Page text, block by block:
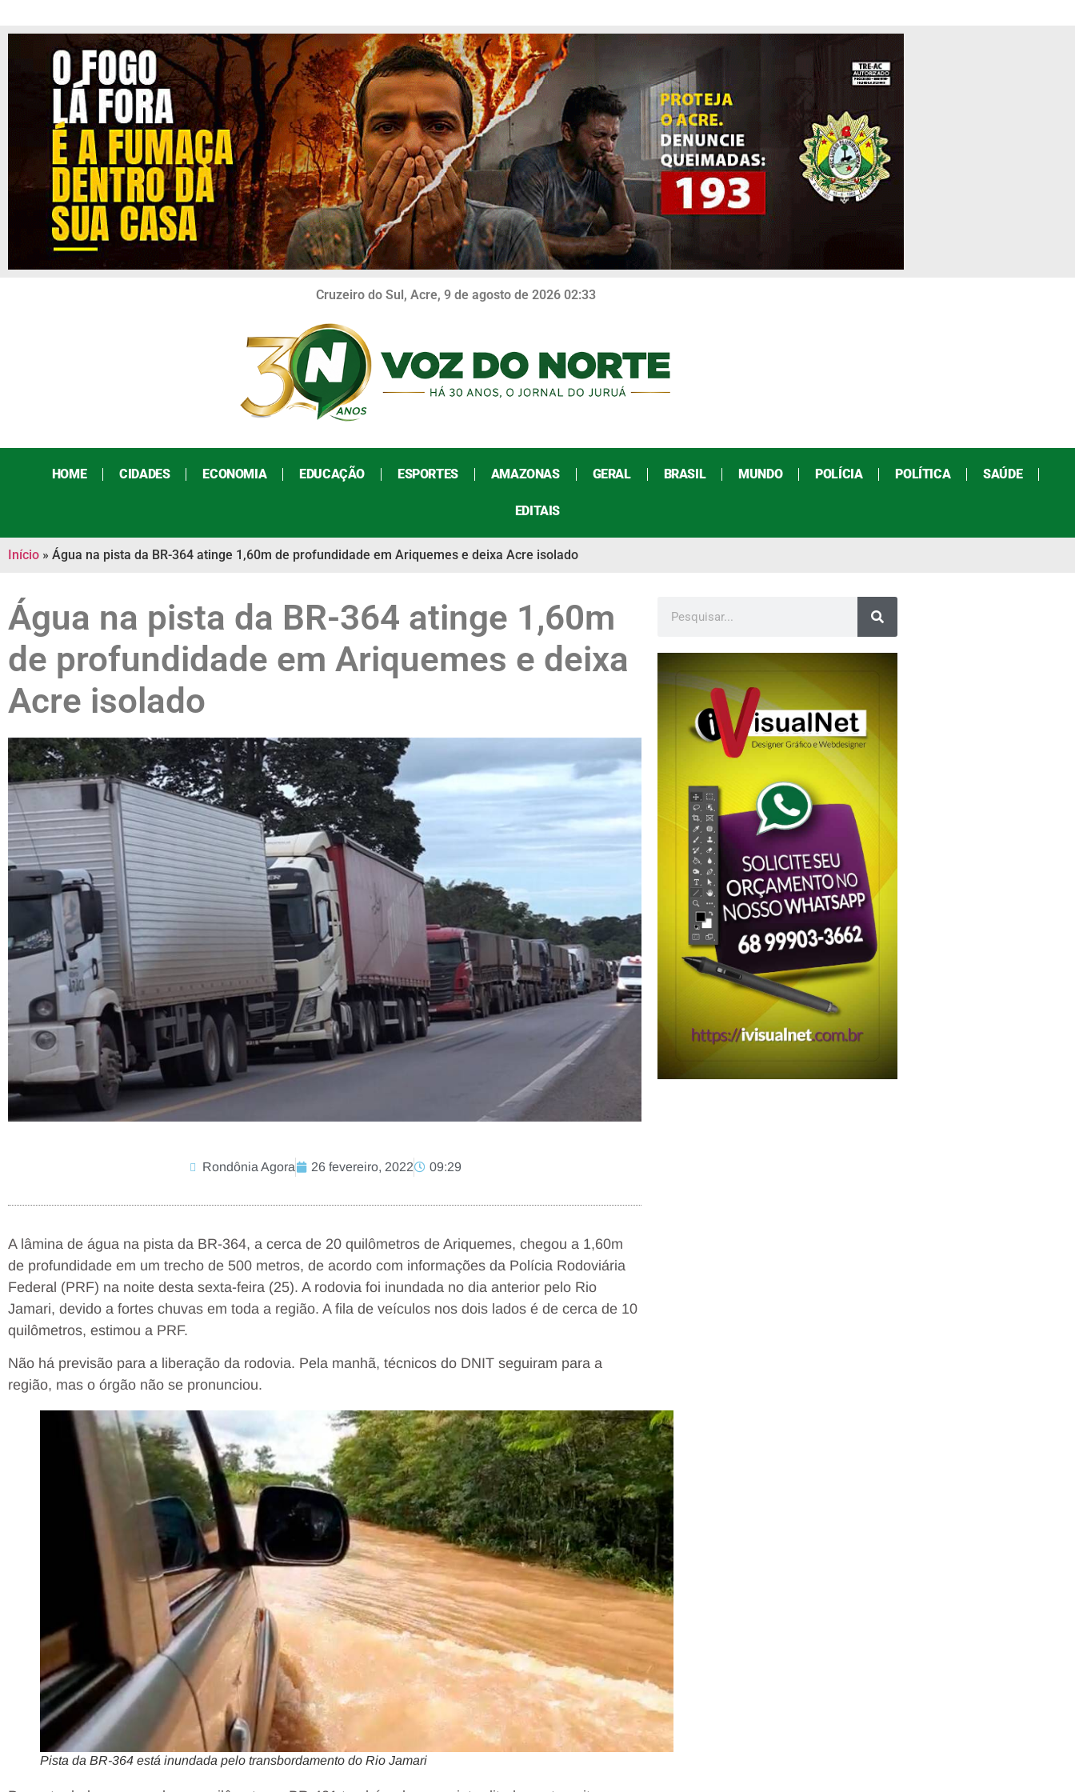
Cruzeiro do Sul, Acre, 9 de agosto de 2026 02:33
HOME CIDADES ECONOMIA EDUCAÇÃO ESPORTES AMAZONAS GERAL BRASIL MUNDO POLÍCIA POLÍTICA SAÚDE
EDITAIS
Início » Água na pista da BR-364 atinge 1,60m de profundidade em Ariquemes e deixa Acre isolado
Água na pista da BR-364 atinge 1,60m
de profundidade em Ariquemes e deixa
Acre isolado
Rondônia Agora 26 fevereiro, 2022 09:29
A lâmina de água na pista da BR-364, a cerca de 20 quilômetros de Ariquemes, chegou a 1,60m
de profundidade em um trecho de 500 metros, de acordo com informações da Polícia Rodoviária
Federal (PRF) na noite desta sexta-feira (25). A rodovia foi inundada no dia anterior pelo Rio
Jamari, devido a fortes chuvas em toda a região. A fila de veículos nos dois lados é de cerca de 10
quilômetros, estimou a PRF.
Não há previsão para a liberação da rodovia. Pela manhã, técnicos do DNIT seguiram para a
região, mas o órgão não se pronunciou.
Pista da BR-364 está inundada pelo transbordamento do Rio Jamari